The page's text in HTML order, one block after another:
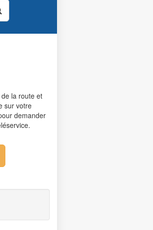
la route et
sur votre
demander